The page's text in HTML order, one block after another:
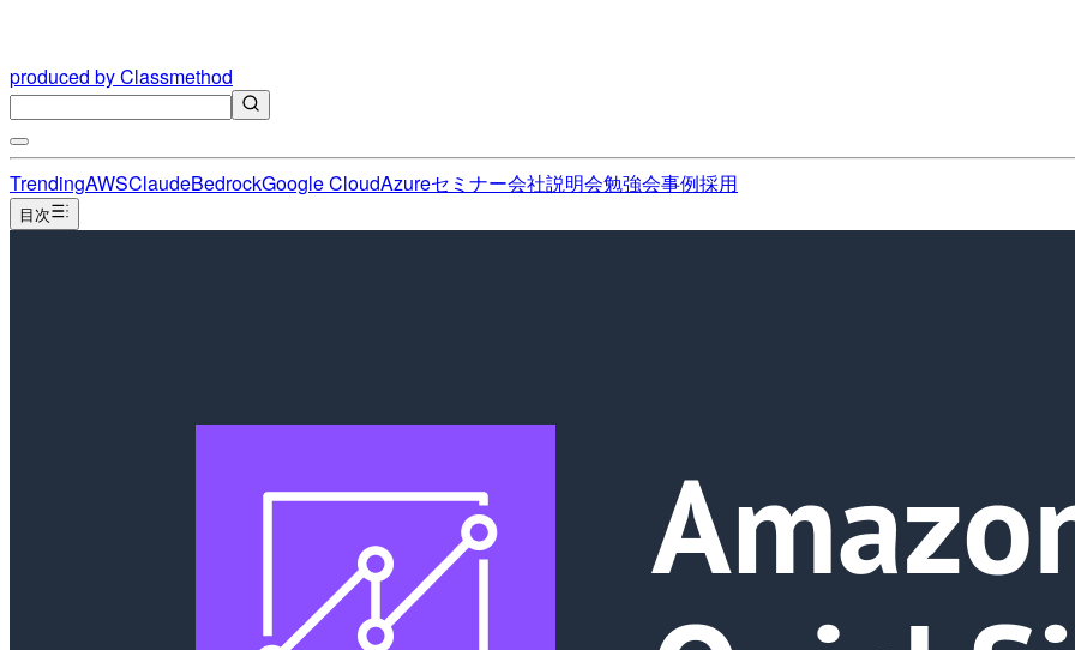
produced by Classmethod
TrendingAWSClaudeBedrockGoogle CloudAzureセミナー会社説明会勉強会事例採用
目次